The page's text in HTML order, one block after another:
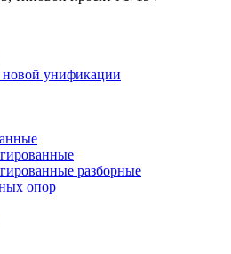
новой унификации
разборные
опор